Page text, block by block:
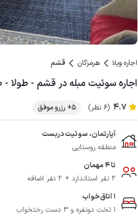
اجاره ویلا هرمزگان قشم
اجاره سوئیت مبله در قشم - طولا -
4.7 (6 نظر) 5+ رزرو موفق
آپارتمان، سوئیت دربست
منطقه روستایی
تا 4 مهمان
2 نفر استاندارد + 2 نفر اضافه
1 اتاق‌خواب
1 تخت دونفره و 3 دست رختخواب